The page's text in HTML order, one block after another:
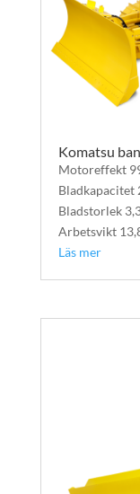
Komatsu
Motoreffekt
Bladkapacitet
Bladstorlek
Arbetsvikt
Läs mer